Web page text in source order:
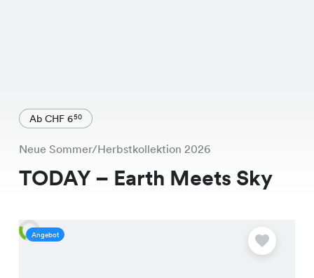
Ab CHF 650
Neue Sommer/Herbstkollektion 2026
TODAY – Earth Meets Sky
Angebot